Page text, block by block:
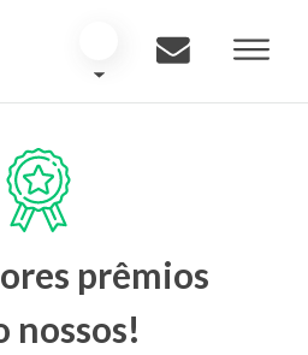
prêmios
nossos!